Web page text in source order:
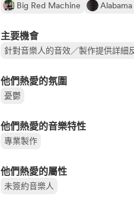
Big Red Machine
Alabama
主要機會
針對音樂人的音效／製作提供詳細
他們熱愛的氛圍
憂鬱
他們熱愛的音樂特性
專業製作
他們熱愛的屬性
未簽約音樂人